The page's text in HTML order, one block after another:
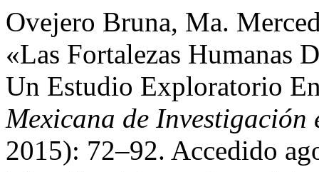
Ovejero Bruna, Ma.
«Las Fortalezas Humanas
Un Estudio Exploratorio
Mexicana de Investigación
2015): 72–92. Accedido